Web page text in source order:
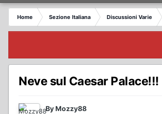
Home Sezione Italiana Discussioni Varie
Neve sul Caesar Palace!!!
By Mozzy88